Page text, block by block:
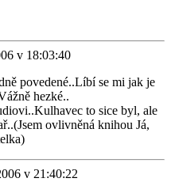
v 18:03:40
povedené..Líbí se mi jak je
hezké..
to sice byl, ale
ovlivněná knihou Já,
v 21:40:22